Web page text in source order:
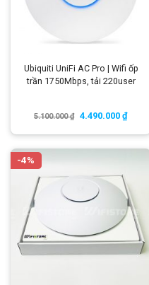
Ubiquiti UniFi AC Pro | Wifi ốp
trần 1750Mbps, tải 220user
5.100.000₫ 4.490.000 ₫
-4%